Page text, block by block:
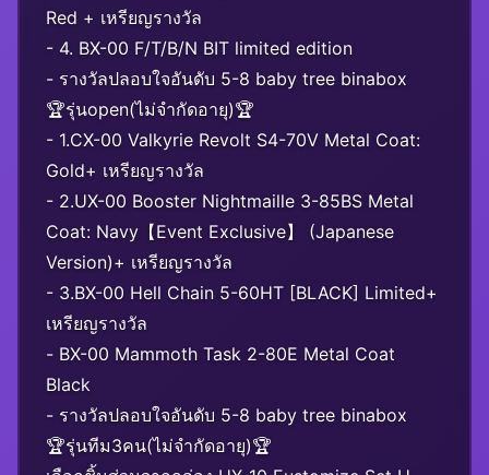
Red + เหรียญรางวัล
- 4. BX-00 F/T/B/N BIT limited edition
- รางวัลปลอบใจอันดับ 5-8 baby tree binabox
🏆รุ่นopen(ไม่จำกัดอายุ)🏆
- 1.CX-00 Valkyrie Revolt S4-70V Metal Coat:
Gold+ เหรียญรางวัล
- 2.UX-00 Booster Nightmaille 3-85BS Metal
Coat: Navy【Event Exclusive】 (Japanese
Version)+ เหรียญรางวัล
- 3.BX-00 Hell Chain 5-60HT [BLACK] Limited+
เหรียญรางวัล
- BX-00 Mammoth Task 2-80E Metal Coat
Black
- รางวัลปลอบใจอันดับ 5-8 baby tree binabox
🏆รุ่นทีม3คน(ไม่จำกัดอายุ)🏆